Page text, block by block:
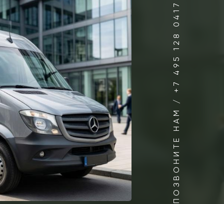
ПОЗВОНИТЕ НАМ / +7 495 128 0417